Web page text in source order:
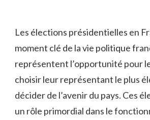
Les élections⁤ présidentielles en
moment clé de la ⁣vie politique
représentent ‍l’opportunité pour
choisir leur représentant le plus
décider de l’avenir du⁣ pays. ​Ces
un rôle primordial dans le‍